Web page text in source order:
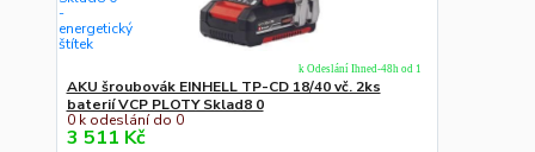
AKU šroubovák EINHELL TP-CD 18/40 vč. 2ks
baterií VCP PLOTY Sklad8 0
0 k odeslání do 0
3 511 Kč
k Odeslání Ihned-48h od 1